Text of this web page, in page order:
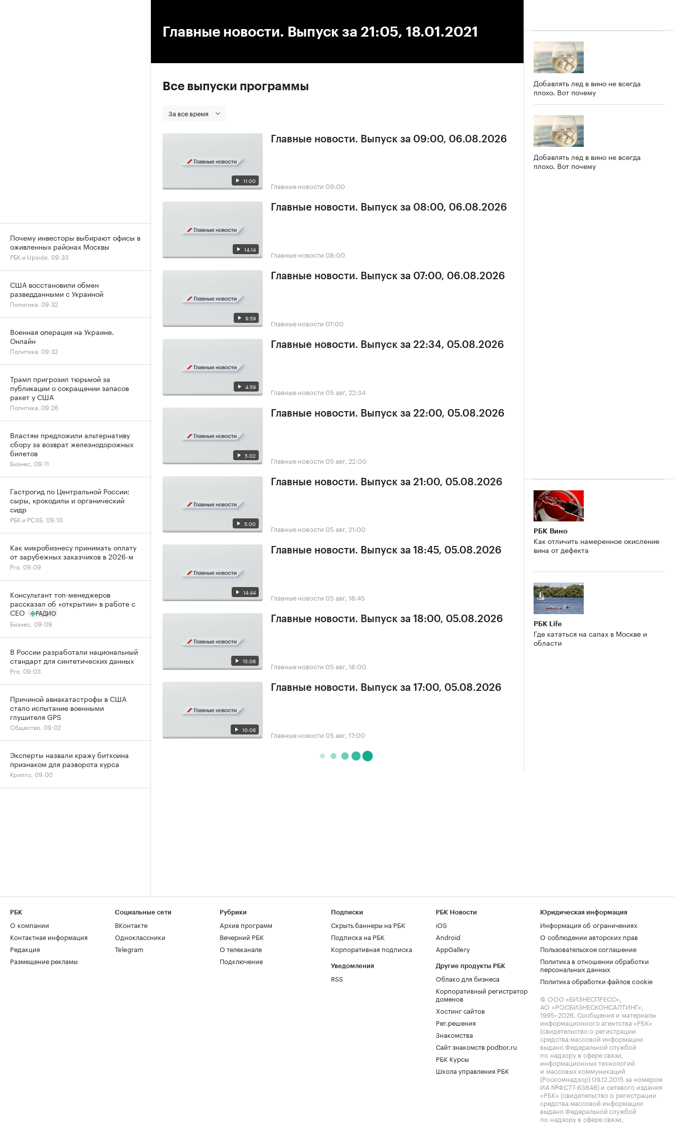
Главные новости. Выпуск за 21:05, 18.01.2021
Все выпуски программы
За все время
11:00
Главные новости. Выпуск за 09:00, 06.08.2026
Главные новости 09:00
14:14
Главные новости. Выпуск за 08:00, 06.08.2026
Главные новости 08:00
9:59
Главные новости. Выпуск за 07:00, 06.08.2026
Главные новости 07:00
4:59
Главные новости. Выпуск за 22:34, 05.08.2026
Главные новости 05 авг, 22:34
5:02
Главные новости. Выпуск за 22:00, 05.08.2026
Главные новости 05 авг, 22:00
5:00
Главные новости. Выпуск за 21:00, 05.08.2026
Главные новости 05 авг, 21:00
14:44
Главные новости. Выпуск за 18:45, 05.08.2026
Главные новости 05 авг, 18:45
15:06
Главные новости. Выпуск за 18:00, 05.08.2026
Главные новости 05 авг, 18:00
10:06
Главные новости. Выпуск за 17:00, 05.08.2026
Главные новости 05 авг, 17:00
Добавлять лед в вино не всегда
плохо. Вот почему
Добавлять лед в вино не всегда
плохо. Вот почему
РБК Вино
Как отличить намеренное окисление
вина от дефекта
РБК Life
Где кататься на сапах в Москве и
области
Почему инвесторы выбирают офисы в
оживленных районах Москвы
РБК и Upside, 09:33
США восстановили обмен
разведданными с Украиной
Политика, 09:32
Военная операция на Украине.
Онлайн
Политика, 09:32
Трамп пригрозил тюрьмой за
публикации о сокращении запасов
ракет у США
Политика, 09:26
Властям предложили альтернативу
сбору за возврат железнодорожных
билетов
Бизнес, 09:11
Гастрогид по Центральной России:
сыры, крокодилы и органический
сидр
РБК и РСХБ, 09:10
Как микробизнесу принимать оплату
от зарубежных заказчиков в 2026-м
Pro, 09:09
Консультант топ-менеджеров
рассказал об «открытии» в работе с
CEO
РАДИО
Бизнес, 09:09
В России разработали национальный
стандарт для синтетических данных
Pro, 09:03
Причиной авиакатастрофы в США
стало испытание военными
глушителя GPS
Общество, 09:02
Эксперты назвали кражу биткоина
признаком для разворота курса
Крипто, 09:00
РБК
О компании
Контактная информация
Редакция
Размещение рекламы
Социальные сети
ВКонтакте
Одноклассники
Telegram
Рубрики
Архив программ
Вечерний РБК
О телеканале
Подключение
Подписки
Скрыть баннеры на РБК
Подписка на РБК
Корпоративная подписка
Уведомления
RSS
РБК Новости
iOS
Android
AppGallery
Другие продукты РБК
Облако для бизнеса
Корпоративный регистратор
доменов
Хостинг сайтов
Рег.решения
Знакомства
Сайт знакомств podbor.ru
РБК Курсы
Школа управления РБК
Юридическая информация
Информация об ограничениях
О соблюдении авторских прав
Пользовательское соглашение
Политика в отношении обработки
персональных данных
Политика обработки файлов cookie
© ООО «БИЗНЕСПРЕСС»,
АО «РОСБИЗНЕСКОНСАЛТИНГ»,
1995–2026. Сообщения и материалы
информационного агентства «РБК»
(свидетельство о регистрации
средства массовой информации
выдано Федеральной службой
по надзору в сфере связи,
информационных технологий
и массовых коммуникаций
(Роскомнадзор) 09.12.2015 за номером
ИА №ФС77-63848) и сетевого издания
«РБК» (свидетельство о регистрации
средства массовой информации
выдано Федеральной службой
по надзору в сфере связи,